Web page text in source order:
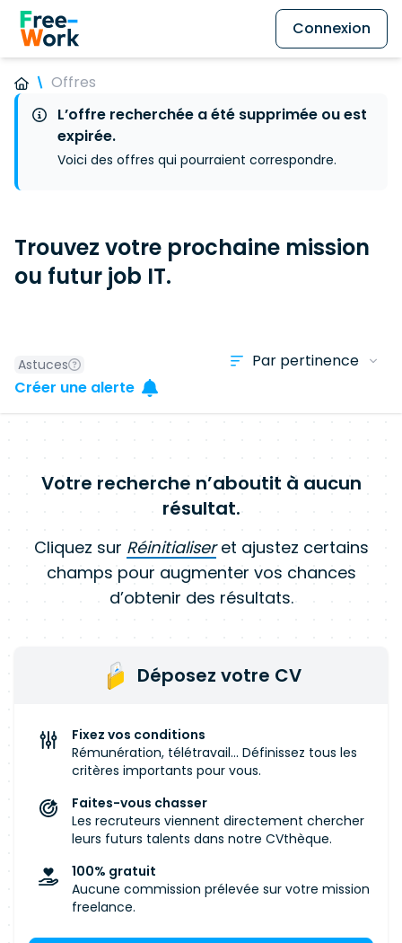
Connexion
Offres
L’offre recherchée a été supprimée ou est
expirée.
Voici des offres qui pourraient correspondre.
Trouvez votre prochaine mission
ou futur job IT.
Astuces
Créer une alerte
Votre recherche n’aboutit à aucun
résultat.
Cliquez sur Réinitialiseret ajustez certains
champs pour augmenter vos chances
d’obtenir des résultats.
Déposez votre CV
Fixez vos conditions
Rémunération, télétravail... Définissez tous les
critères importants pour vous.
Faites-vous chasser
Les recruteurs viennent directement chercher
leurs futurs talents dans notre CVthèque.
100% gratuit
Aucune commission prélevée sur votre mission
freelance.